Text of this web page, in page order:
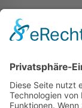
Susanne Steiger
Geschäfte